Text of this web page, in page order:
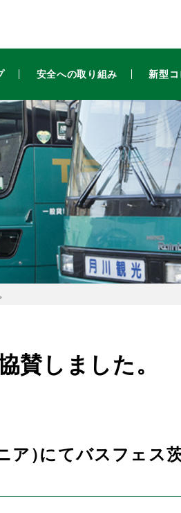
安全への取り組み 新型
賛しました。
ア）にてバスフェス